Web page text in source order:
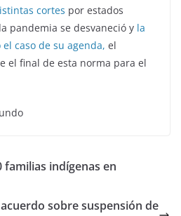
cortes por estados
pandemia se desvaneció y la
caso de su agenda, el
el final de esta norma para el
familias indígenas en
sobre suspensión de